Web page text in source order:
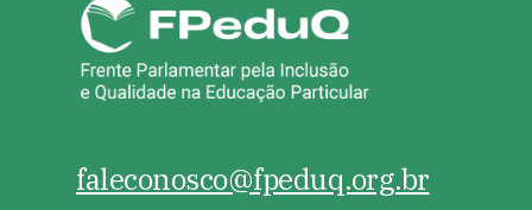
faleconosco@fpeduq.org.br